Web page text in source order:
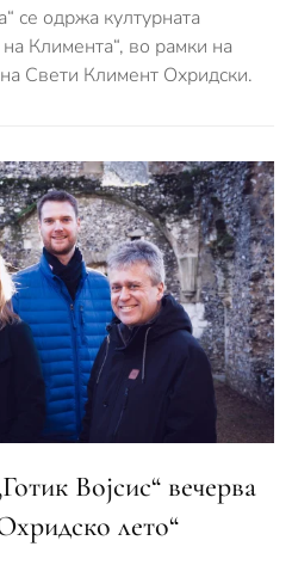
се одржа културната
Климента“, во рамки на
Свети Климент Охридски.
Војсис“ вечерва
лето“